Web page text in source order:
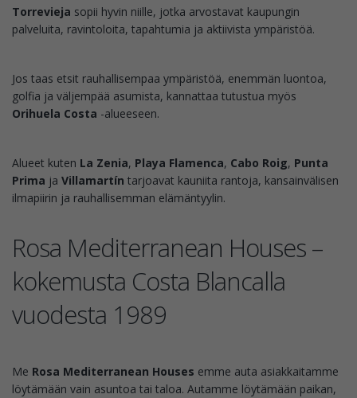
Torrevieja sopii hyvin niille, jotka arvostavat kaupungin
palveluita, ravintoloita, tapahtumia ja aktiivista ympäristöä.
Jos taas etsit rauhallisempaa ympäristöä, enemmän luontoa,
golfia ja väljempää asumista, kannattaa tutustua myös
Orihuela Costa -alueeseen.
Alueet kuten La Zenia, Playa Flamenca, Cabo Roig, Punta
Prima ja Villamartín tarjoavat kauniita rantoja, kansainvälisen
ilmapiirin ja rauhallisemman elämäntyylin.
Rosa Mediterranean Houses –
kokemusta Costa Blancalla
vuodesta 1989
Me Rosa Mediterranean Houses emme auta asiakkaitamme
löytämään vain asuntoa tai taloa. Autamme löytämään paikan,